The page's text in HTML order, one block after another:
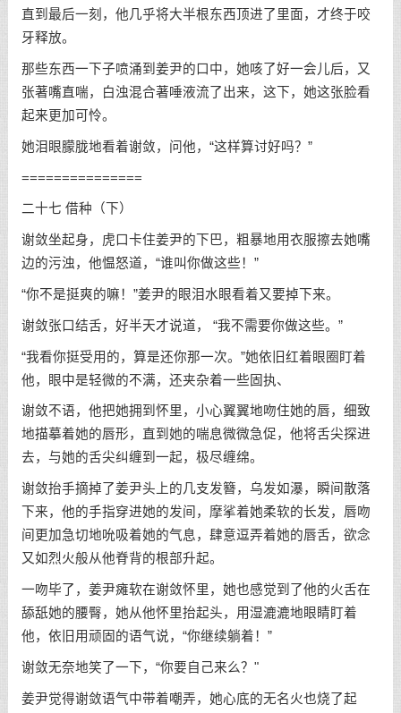
直到最后一刻，他几乎将大半根东西顶进了里面，才终于咬
牙释放。
那些东西一下子喷涌到姜尹的口中，她咳了好一会儿后，又
张著嘴直喘，白浊混合著唾液流了出来，这下，她这张脸看
起来更加可怜。
她泪眼朦胧地看着谢敛，问他，“这样算讨好吗？”
===============
二十七 借种（下）
谢敛坐起身，虎口卡住姜尹的下巴，粗暴地用衣服擦去她嘴
边的污浊，他愠怒道，“谁叫你做这些！”
“你不是挺爽的嘛！”姜尹的眼泪水眼看着又要掉下来。
谢敛张口结舌，好半天才说道， “我不需要你做这些。”
“我看你挺受用的，算是还你那一次。”她依旧红着眼圈盯着
他，眼中是轻微的不满，还夹杂着一些固执、
谢敛不语，他把她拥到怀里，小心翼翼地吻住她的唇，细致
地描摹着她的唇形，直到她的喘息微微急促，他将舌尖探进
去，与她的舌尖纠缠到一起，极尽缠绵。
谢敛抬手摘掉了姜尹头上的几支发簪，乌发如瀑，瞬间散落
下来，他的手指穿进她的发间，摩挲着她柔软的长发，唇吻
间更加急切地吮吸着她的气息，肆意逗弄着她的唇舌，欲念
又如烈火般从他脊背的根部升起。
一吻毕了，姜尹瘫软在谢敛怀里，她也感觉到了他的火舌在
舔舐她的腰臀，她从他怀里抬起头，用湿漉漉地眼睛盯着
他，依旧用顽固的语气说，“你继续躺着！”
谢敛无奈地笑了一下，“你要自己来么？"
姜尹觉得谢敛语气中带着嘲弄，她心底的无名火也烧了起